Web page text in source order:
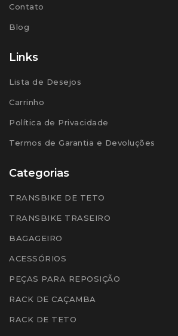
Contato
Blog
Links
Lista de Desejos
Carrinho
Política de Privacidade
Termos de Garantia e Devoluções
Categorias
TRANSBIKE DE TETO
TRANSBIKE TRASEIRO
BAGAGEIRO
ACESSÓRIOS
PEÇAS PARA REPOSIÇÃO
RACK DE CAÇAMBA
RACK DE TETO